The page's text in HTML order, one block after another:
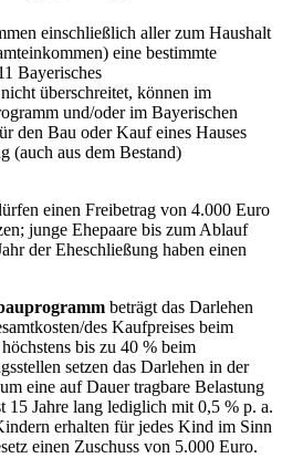
einschließlich aller zum Haushalt
eine bestimmte
Bayerisches
überschreitet, können im
und/oder im Bayerischen
den Bau oder Kauf eines Hauses
(auch aus dem Bestand)
einen Freibetrag von 4.000 Euro
junge Ehepaare bis zum Ablauf
der Eheschließung haben einen
beträgt das Darlehen
des Kaufpreises beim
bis zu 40 % beim
setzen das Darlehen in der
eine auf Dauer tragbare Belastung
15 Jahre lang lediglich mit 0,5 % p. a.
erhalten für jedes Kind im Sinn
einen Zuschuss von 5.000 Euro.